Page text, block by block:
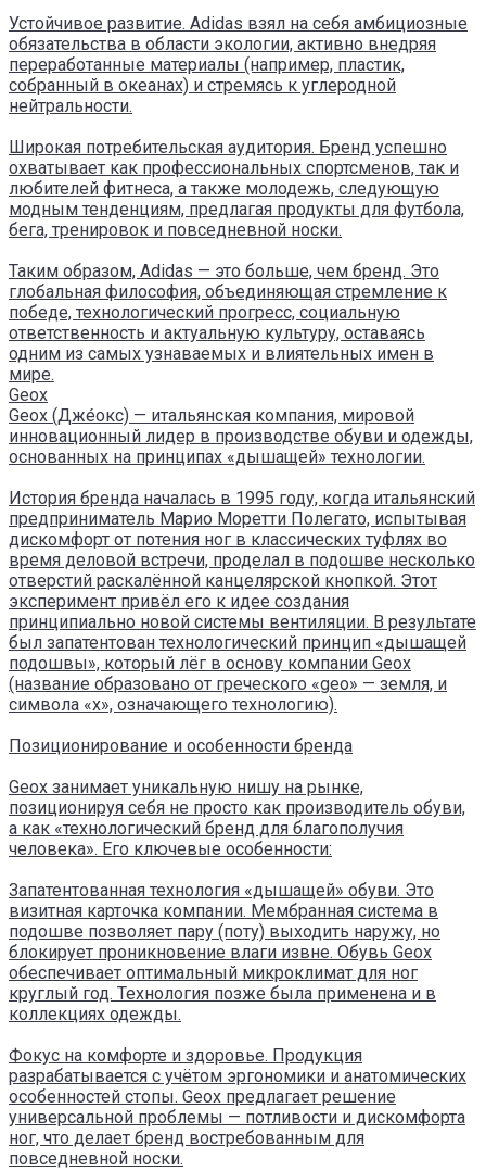
Устойчивое развитие. Adidas взял на себя амбициозные
обязательства в области экологии, активно внедряя
переработанные материалы (например, пластик,
собранный в океанах) и стремясь к углеродной
нейтральности.
Широкая потребительская аудитория. Бренд успешно
охватывает как профессиональных спортсменов, так и
любителей фитнеса, а также молодежь, следующую
модным тенденциям, предлагая продукты для футбола,
бега, тренировок и повседневной носки.
Таким образом, Adidas — это больше, чем бренд. Это
глобальная философия, объединяющая стремление к
победе, технологический прогресс, социальную
ответственность и актуальную культуру, оставаясь
одним из самых узнаваемых и влиятельных имен в
мире.
Geox
Geox (Джéокс) — итальянская компания, мировой
инновационный лидер в производстве обуви и одежды,
основанных на принципах «дышащей» технологии.
История бренда началась в 1995 году, когда итальянский
предприниматель Марио Моретти Полегато, испытывая
дискомфорт от потения ног в классических туфлях во
время деловой встречи, проделал в подошве несколько
отверстий раскалённой канцелярской кнопкой. Этот
эксперимент привёл его к идее создания
принципиально новой системы вентиляции. В результате
был запатентован технологический принцип «дышащей
подошвы», который лёг в основу компании Geox
(название образовано от греческого «geo» — земля, и
символа «x», означающего технологию).
Позиционирование и особенности бренда
Geox занимает уникальную нишу на рынке,
позиционируя себя не просто как производитель обуви,
а как «технологический бренд для благополучия
человека». Его ключевые особенности:
Запатентованная технология «дышащей» обуви. Это
визитная карточка компании. Мембранная система в
подошве позволяет пару (поту) выходить наружу, но
блокирует проникновение влаги извне. Обувь Geox
обеспечивает оптимальный микроклимат для ног
круглый год. Технология позже была применена и в
коллекциях одежды.
Фокус на комфорте и здоровье. Продукция
разрабатывается с учётом эргономики и анатомических
особенностей стопы. Geox предлагает решение
универсальной проблемы — потливости и дискомфорта
ног, что делает бренд востребованным для
повседневной носки.